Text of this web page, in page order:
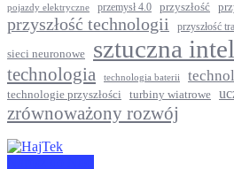
pojazdy elektryczne
przemysł 4.0 przyszłość
przyszłość technologii przyszłość
sieci neuronowe sztuczna
technologia technologia baterii
technologie przyszłości turbiny wiatrowe
zrównoważony rozwój